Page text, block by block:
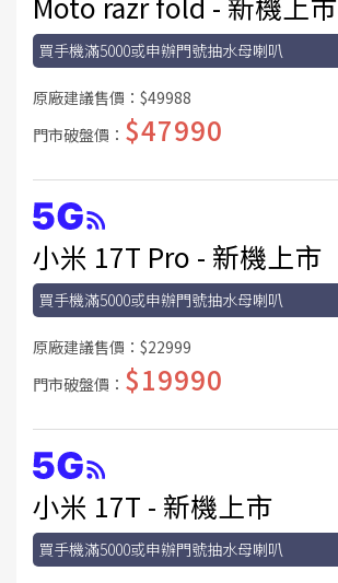
買手機滿5000或申辦門號抽水母喇叭
原廠建議售價： $49988
門市破盤價： $47990
小米 17T Pro - 新機上市
買手機滿5000或申辦門號抽水母喇叭
原廠建議售價： $22999
門市破盤價： $19990
小米 17T - 新機上市
買手機滿5000或申辦門號抽水母喇叭